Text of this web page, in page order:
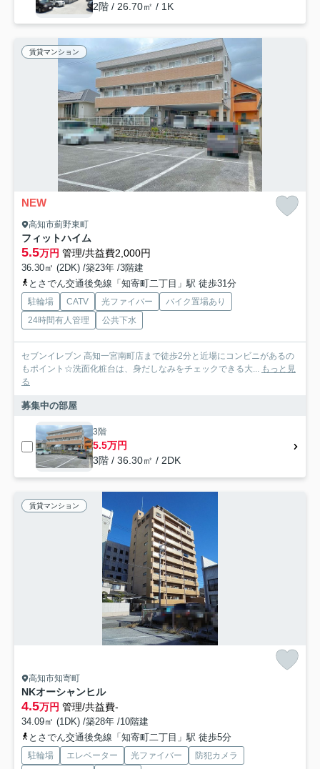
2階 / 26.70㎡ / 1K
賃貸マンション
NEW
高知市薊野東町
フィットハイム
5.5万円 管理/共益費2,000円
36.30㎡ (2DK) /築23年 /3階建
とさでん交通後免線「知寄町二丁目」駅 徒歩31分
駐輪場 CATV 光ファイバー
バイク置場あり
24時間有人管理
公共下水
セブンイレブン 高知一宮南町店まで徒歩2分と近場にコンビニがあるの
もポイント☆洗面化粧台は、身だしなみをチェックできる大... もっと見
る
募集中の部屋
3階
5.5万円
3階 / 36.30㎡ / 2DK
賃貸マンション
高知市知寄町
NKオーシャンヒル
4.5万円 管理/共益費-
34.09㎡ (1DK) /築28年 /10階建
とさでん交通後免線「知寄町二丁目」駅 徒歩5分
駐輪場 エレベーター 光ファイバー
防犯カメラ